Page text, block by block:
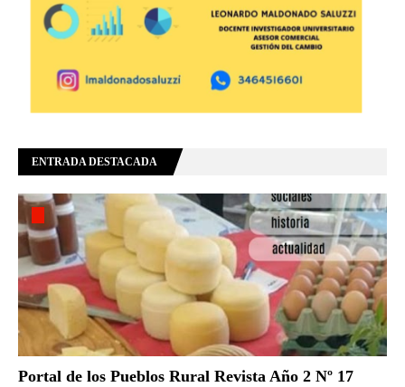
ENTRADA DESTACADA
Portal de los Pueblos Rural Revista Año 2 Nº 17